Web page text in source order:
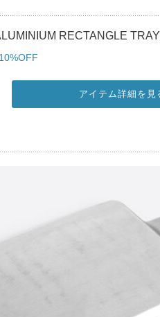
RECTANGLE
10%OFF
アイテム詳細を見